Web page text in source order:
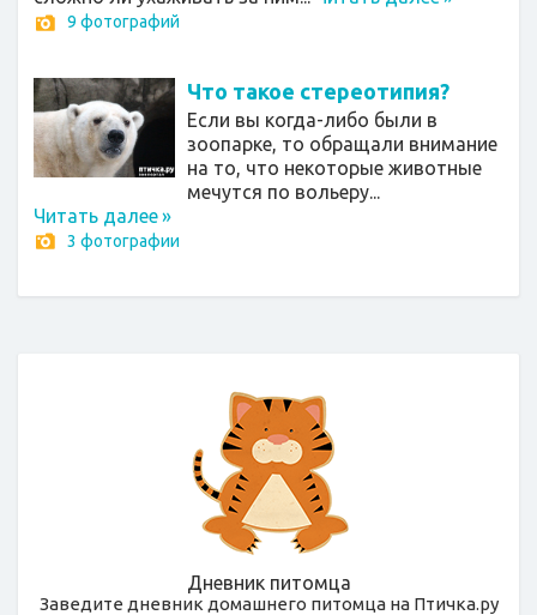
9 фотографий
Что такое стереотипия?
Если вы когда-либо были в
зоопарке, то обращали внимание
на то, что некоторые животные
мечутся по вольеру...
Читать далее»
3 фотографии
Дневник питомца
Заведите дневник домашнего питомца на Птичка.ру